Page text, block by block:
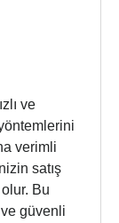
ve
verimli
satış
Bu
güvenli